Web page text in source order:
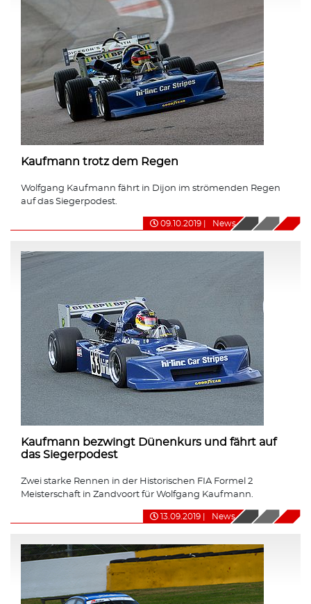
Kaufmann trotz dem Regen
Wolfgang Kaufmann fährt in Dijon im strömenden Regen
auf das Siegerpodest.
09.10.2019 News
Kaufmann bezwingt Dünenkurs und fährt auf
das Siegerpodest
Zwei starke Rennen in der Historischen FIA Formel 2
Meisterschaft in Zandvoort für Wolfgang Kaufmann.
13.09.2019 News